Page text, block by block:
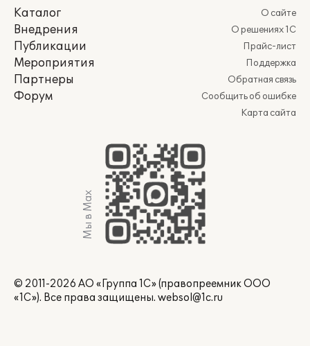
Каталог
Внедрения
Публикации
Мероприятия
Партнеры
Форум
О сайте
О решениях 1С
Прайс-лист
Поддержка
Обратная связь
Сообщить об ошибке
Карта сайта
Мы в Max
© 2011-2026 АО «Группа 1С» (правопреемник ООО
«1С»). Все права защищены. websol@1c.ru